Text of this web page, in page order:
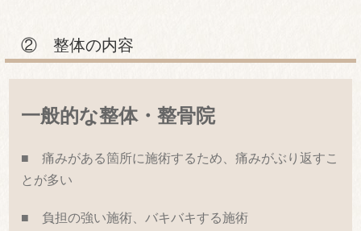
② 整体の内容
一般的な整体・整骨院
■ 痛みがある箇所に施術するため、痛みがぶり返すこ
とが多い
■ 負担の強い施術、バキバキする施術